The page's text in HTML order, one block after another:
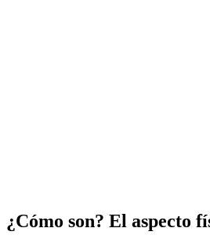
¿Cómo son? El aspecto